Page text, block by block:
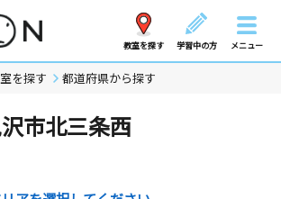
教室を探す 学習中の方 メニュー
を探す 都道府県から探す
市北三条西